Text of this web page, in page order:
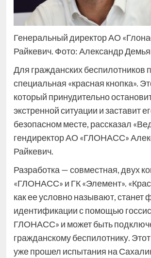
Генеральный директор АО
Райкевич. Фото: Александр
Для гражданских беспилотников
специальная «красная кнопка».
который принудительно
экстренной ситуации и заставит
безопасном месте, рассказал
гендиректор АО «ГЛОНАСС»
Райкевич.
Разработка — совместная, двух
«ГЛОНАСС» и ГК «Элемент».
как ее условно называют, станет
идентификации с помощью
ГЛОНАСС» и может быть
гражданскому беспилотнику.
уже прошел испытания на